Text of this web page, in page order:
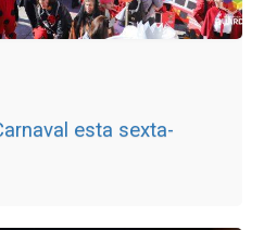
esta sexta-